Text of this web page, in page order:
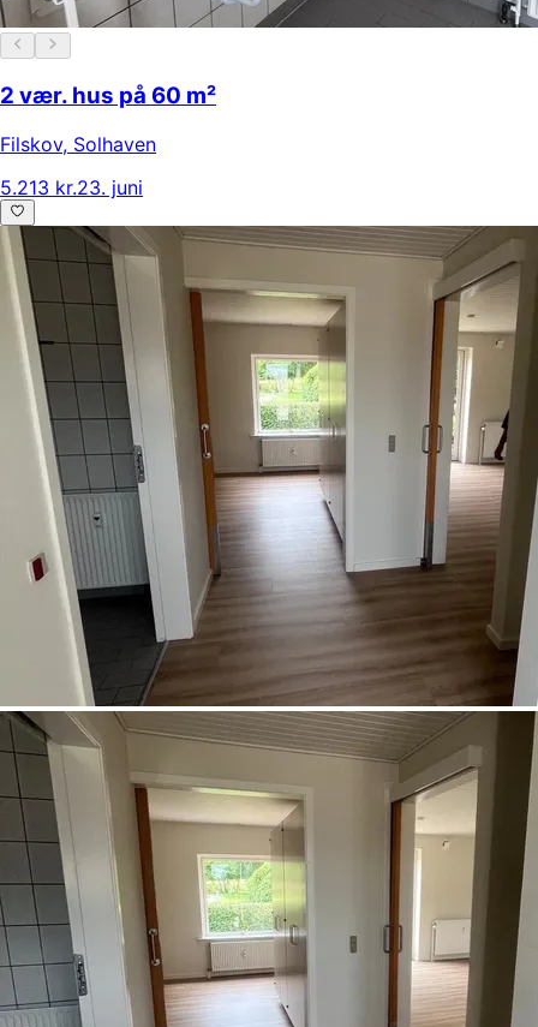
2 vær. hus på 60 m²
Filskov, Solhaven
5.213 kr.23. juni